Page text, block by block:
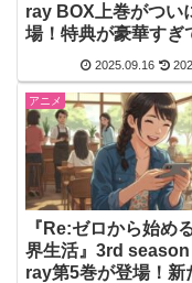
ray BOX上巻がつい
場！特典が豪華すぎ
わず予約したくなる
2025.09.16
アニメ
『Re:ゼロから始め
界生活』3rd
ray第5巻が登場！新